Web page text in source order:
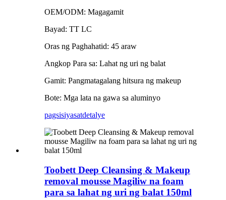
OEM/ODM: Magagamit
Bayad: TT LC
Oras ng Paghahatid: 45 araw
Angkop Para sa: Lahat ng uri ng balat
Gamit: Pangmatagalang hitsura ng makeup
Bote: Mga lata na gawa sa aluminyo
pagsisiyasatdetalye
Toobett Deep Cleansing & Makeup
removal mousse Magiliw na foam
para sa lahat ng uri ng balat 150ml